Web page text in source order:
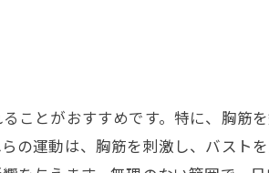
とがおすすめです。特に、胸筋
の運動は、胸筋を刺激し、バスト